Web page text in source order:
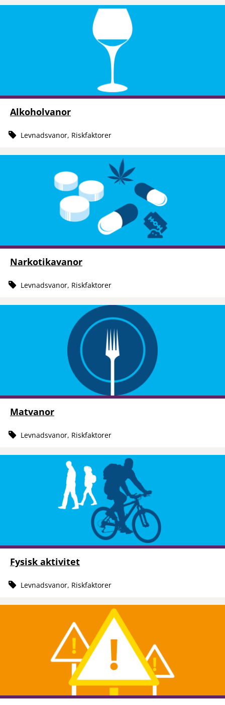
Alkoholvanor
Levnadsvanor, Riskfaktorer
Narkotikavanor
Levnadsvanor, Riskfaktorer
Matvanor
Levnadsvanor, Riskfaktorer
Fysisk aktivitet
Levnadsvanor, Riskfaktorer